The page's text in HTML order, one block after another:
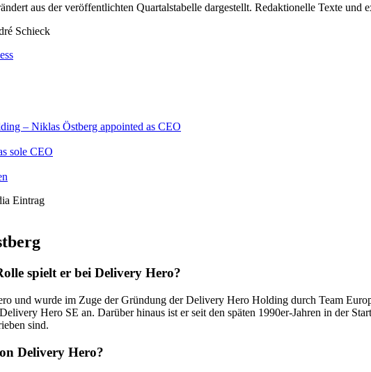
aus der veröffentlichten Quartalstabelle dargestellt. Redaktionelle Texte und
Schieck
– Niklas Östberg appointed as CEO
sole CEO
Eintrag
spielt er bei Delivery Hero?
und wurde im Zuge der Gründung der Delivery Hero Holding durch Team
Hero SE an. Darüber hinaus ist er seit den späten 1990er-Jahren in der
sind.
Delivery Hero?